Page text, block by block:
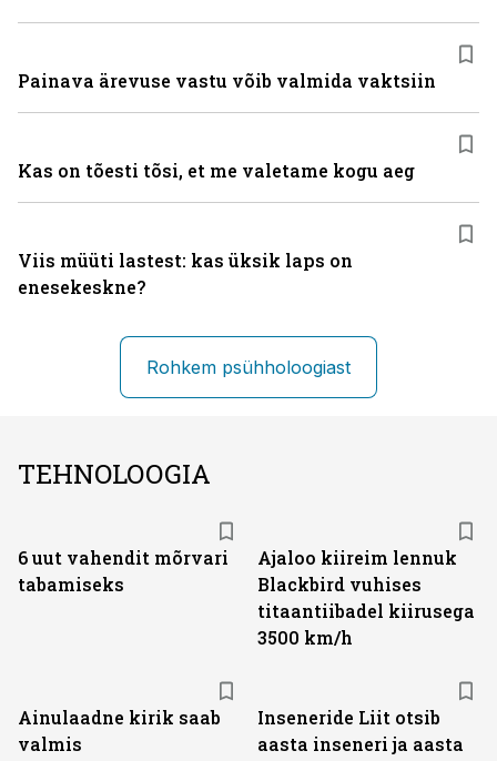
Painava ärevuse vastu võib valmida vaktsiin
Kas on tõesti tõsi, et me valetame kogu aeg
Viis müüti lastest: kas üksik laps on
enesekeskne?
Rohkem psühholoogiast
TEHNOLOOGIA
6 uut vahendit mõrvari
tabamiseks
Ajaloo kiireim lennuk
Blackbird vuhises
titaantiibadel kiirusega
3500 km/h
Ainulaadne kirik saab
valmis
Inseneride Liit otsib
aasta inseneri ja aasta